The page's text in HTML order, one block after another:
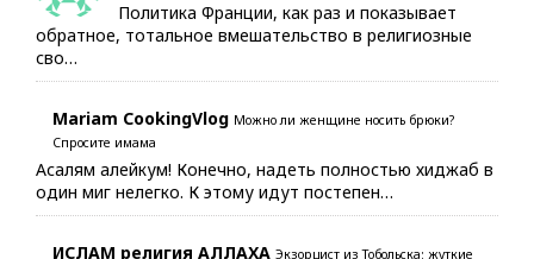
Политика Франции, как раз и показывает
обратное, тотальное вмешательство в религиозные
сво…
Mariam CookingVlog Можно ли женщине носить брюки?
Спросите имама
Асалям алейкум! Конечно, надеть полностью хиджаб в
один миг нелегко. К этому идут постепен…
ИСЛАМ религия АЛЛАХА Экзорцист из Тобольска: жуткие